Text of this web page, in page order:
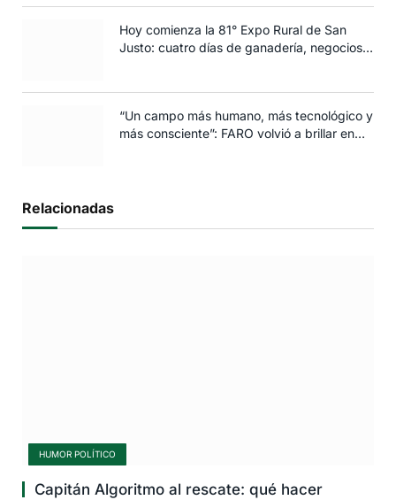
Hoy comienza la 81° Expo Rural de San
Justo: cuatro días de ganadería, negocios y
“Un campo más humano, más tecnológico y
más consciente”: FARO volvió a brillar en
Relacionadas
HUMOR POLÍTICO
Capitán Algoritmo al rescate: qué hacer